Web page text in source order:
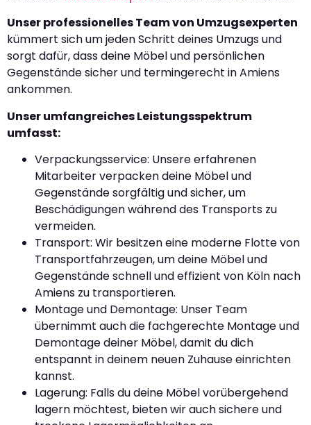
Unser professionelles Team von Umzugsexperten
kümmert sich um jeden Schritt deines Umzugs und
sorgt dafür, dass deine Möbel und persönlichen
Gegenstände sicher und termingerecht in Amiens
ankommen.
Unser umfangreiches Leistungsspektrum
umfasst:
Verpackungsservice: Unsere erfahrenen
Mitarbeiter verpacken deine Möbel und
Gegenstände sorgfältig und sicher, um
Beschädigungen während des Transports zu
vermeiden.
Transport: Wir besitzen eine moderne Flotte von
Transportfahrzeugen, um deine Möbel und
Gegenstände schnell und effizient von Köln nach
Amiens zu transportieren.
Montage und Demontage: Unser Team
übernimmt auch die fachgerechte Montage und
Demontage deiner Möbel, damit du dich
entspannt in deinem neuen Zuhause einrichten
kannst.
Lagerung: Falls du deine Möbel vorübergehend
lagern möchtest, bieten wir auch sichere und